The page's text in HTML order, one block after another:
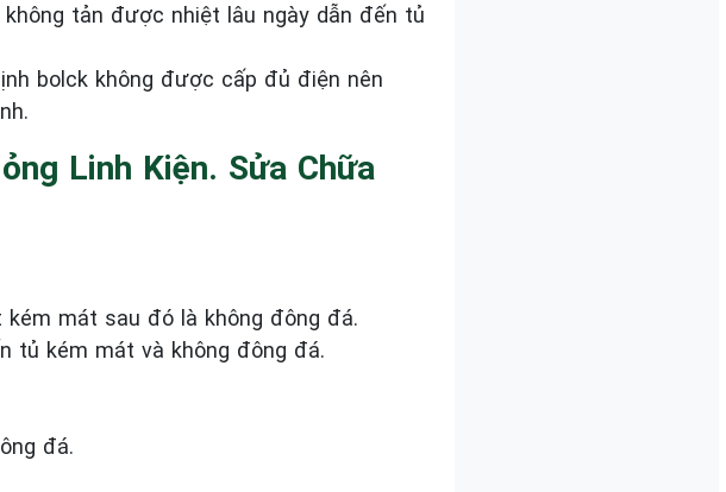
tản được nhiệt lâu ngày dẫn đến tủ
bolck không được cấp đủ điện nên
Linh Kiện. Sửa Chữa
mát sau đó là không đông đá.
tủ kém mát và không đông đá.
đá.